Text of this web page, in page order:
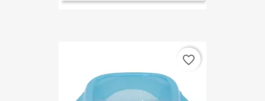
favorite_border